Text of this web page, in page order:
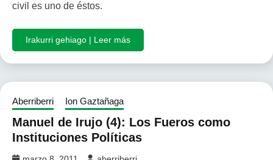
civil es uno de éstos.
Irakurri gehiago | Leer más
Aberriberri Ion Gaztañaga
Manuel de Irujo (4): Los Fueros como
Instituciones Políticas